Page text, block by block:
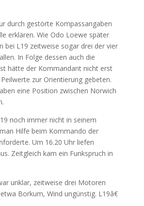
durch gestörte Kompassangaben
erklären. Wie Odo Loewe später
bei L19 zeitweise sogar drei der vier
In Folge dessen auch die
hätte der Kommandant nicht erst
zur Orientierung gebeten.
eine Position zwischen Norwich
noch immer nicht in seinem
Hilfe beim Kommando der
Um 16.20 Uhr liefen
Zeitgleich kam ein Funkspruch in
unklar, zeitweise drei Motoren
Borkum, Wind ungünstig. L19â€